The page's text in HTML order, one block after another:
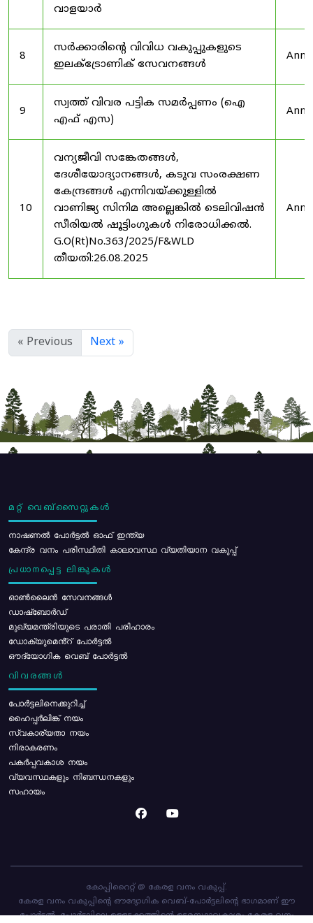
വാളയാർ
8
സർക്കാരിന്റെ വിവിധ വകുപ്പുകളുടെ
ഇലക്ട്രോണിക് സേവനങ്ങൾ
9
സ്വത്ത് വിവര പട്ടിക സമർപ്പണം (ഐ
എഫ് എസ)
10
വന്യജീവി സങ്കേതങ്ങൾ,
ദേശീയോദ്യാനങ്ങൾ, കടുവ സംരക്ഷണ
കേന്ദ്രങ്ങൾ എന്നിവയ്ക്കുള്ളിൽ
വാണിജ്യ സിനിമ അല്ലെങ്കിൽ ടെലിവിഷൻ
സീരിയൽ ഷൂട്ടിംഗുകൾ നിരോധിക്കൽ.
G.O(Rt)No.363/2025/F&WLD
തീയതി:26.08.2025
« Previous Next »
മറ്റ് വെബ്സൈറ്റുകൾ
നാഷണൽ പോർട്ടൽ ഓഫ് ഇന്ത്യ
കേന്ദ്ര വനം പരിസ്ഥിതി കാലാവസ്ഥ വ്യതിയാന വകുപ്പ്
പ്രധാനപ്പെട്ട ലിങ്കുകൾ
ഓൺലൈൻ സേവനങ്ങൾ
ഡാഷ്ബോർഡ്
മുഖ്യമന്ത്രിയുടെ പരാതി പരിഹാരം
ഡോക്യുമെൻ്റ് പോർട്ടൽ
ഔദ്യോഗിക വെബ് പോർട്ടൽ
വിവരങ്ങൾ
പോര്‍ട്ടലിനെക്കുറിച്ച്
ഹൈപ്പർലിങ്ക് നയം
സ്വകാര്യതാ നയം
നിരാകരണം
പകർപ്പവകാശ നയം
വ്യവസ്ഥകളും നിബന്ധനകളും
സഹായം
കോപ്പിറൈറ്റ് @ കേരള വനം വകുപ്പ്.
കേരള വനം വകുപ്പിന്റെ ഔദ്യോഗിക വെബ്-പോർട്ടലിന്റെ ഭാഗമാണ് ഈ
പോർട്ടൽ. പോർട്ടലിലെ ഉള്ളടക്കത്തിന്റെ ഉടമസ്ഥാവകാശം കേരള വനം